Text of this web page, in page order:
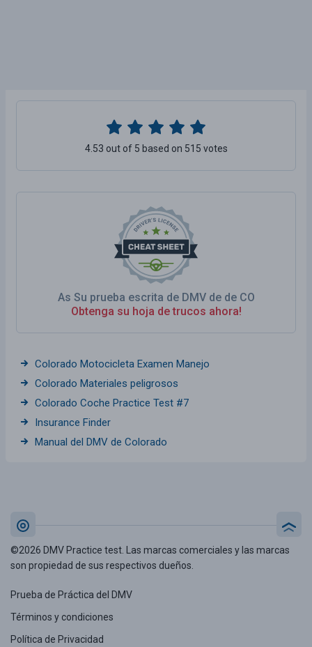
As Su prueba escrita de DMV de de CO
Obtenga su hoja de trucos ahora!
4.53 out of 5 based on 515 votes
Colorado Motocicleta Examen Manejo
Colorado Materiales peligrosos
Colorado Coche Practice Test #7
Insurance Finder
Manual del DMV de Colorado
©2026 DMV Practice test. Las marcas comerciales y las marcas
son propiedad de sus respectivos dueños.
Prueba de Práctica del DMV
Términos y condiciones
Política de Privacidad